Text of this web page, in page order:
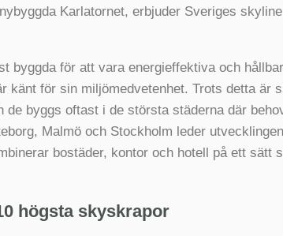
Karlatornet, erbjuder Sveriges
byggda för att vara energieffektiva och
känt för sin miljömedvetenhet. Trots detta är
de byggs oftast i de största städerna där
Malmö och Stockholm leder
bostäder, kontor och hotell på ett sätt
högsta skyskrapor